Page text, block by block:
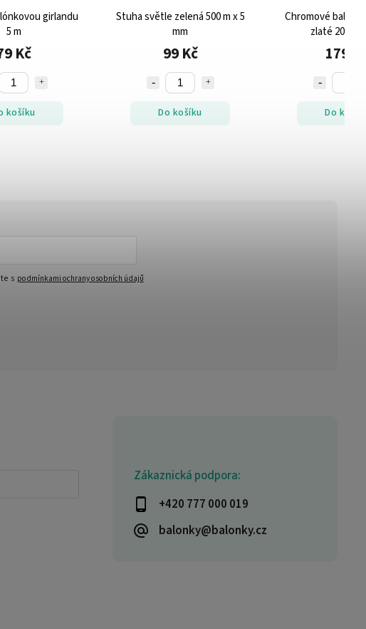
girlandu
5 m
Kč
košíku
Stuha světle zelená 500 m x 5
mm
99 Kč
Do košíku
Chromové
zlaté 20 ks
179
Do
Zákaznická podpora:
+420 777 000 019
balonky@balonky.cz
s podmínkami ochrany osobních údajů